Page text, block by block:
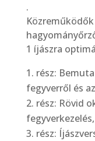
.
1 íjászra
rész:
fegyverről és
rész: Rövid
rész: